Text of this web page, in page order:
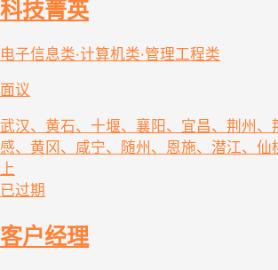
科技菁英
电子信息类·计算机类·管理工程类
面议
武汉、黄石、十堰、襄阳、宜昌、荆州、
感、黄冈、咸宁、随州、恩施、潜江、仙
上
已过期
客户经理